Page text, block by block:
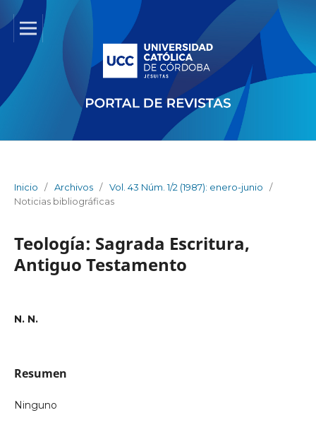
Inicio / Archivos / Vol. 43 Núm. 1/2 (1987): enero-junio
/
Noticias bibliográficas
Teología: Sagrada Escritura,
Antiguo Testamento
N. N.
Resumen
Ninguno